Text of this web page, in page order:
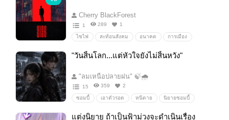
สลัดอวกาศ
Cherry BlackForest
1 289 1
ไซไฟ สะท้อนสังคม อนาคต การเมือง
"วันสิ้นโลก...แต่หัวใจยังไม่สิ้นหวัง"
"ลมเหนือปลายฝน" 🍃🌧️
15 359 2
ซอมบี้ เอาตัวรอด หนีตาย นิยายซอมบี้
แต่งนิยาย ถ้าเป็นฟ้าม่วงจะดำเนินเรื่อง